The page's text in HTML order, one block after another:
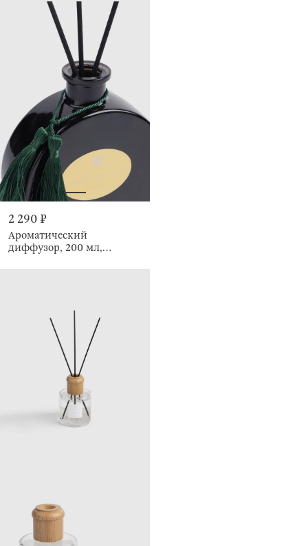
2 290 ₽
Ароматический
диффузор, 200 мл,